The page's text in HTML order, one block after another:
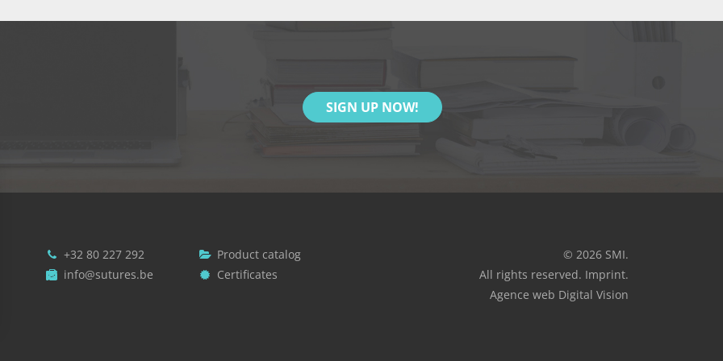
SIGN UP NOW!
+32 80 227 292
info@sutures.be
Product catalog
Certificates
© 2026 SMI.
All rights reserved. Imprint.
Agence web Digital Vision